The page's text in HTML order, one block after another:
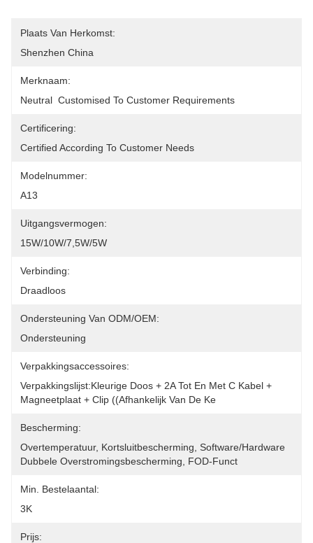
Plaats Van Herkomst:
Shenzhen China
Merknaam:
Neutral  Customised To Customer Requirements
Certificering:
Certified According To Customer Needs
Modelnummer:
A13
Uitgangsvermogen:
15W/10W/7,5W/5W
Verbinding:
Draadloos
Ondersteuning Van ODM/OEM:
Ondersteuning
Verpakkingsaccessoires:
Verpakkingslijst:Kleurige Doos + 2A Tot En Met C Kabel +
Magneetplaat + Clip ((afhankelijk Van De Ke
Bescherming:
Overtemperatuur, Kortsluitbescherming, Software/hardware
Dubbele Overstromingsbescherming, FOD-Funct
Min. Bestelaantal:
3K
Prijs: